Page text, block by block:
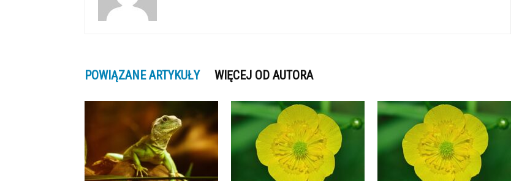
POWIĄZANE ARTYKUŁY WIĘCEJ OD AUTORA